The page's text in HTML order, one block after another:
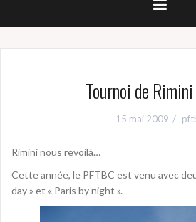
Tournoi de
15 mai 2009
Rimini nous revoilà…
Cette année, le PFTBC est venu avec
day » et « Paris by night ».